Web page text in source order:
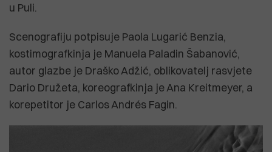
u Puli.
Scenografiju potpisuje Paola Lugarić Benzia,
kostimografkinja je Manuela Paladin Šabanović,
autor glazbe je Draško Adžić, oblikovatelj rasvjete
Dario Družeta, koreografkinja je Ana Kreitmeyer, a
korepetitor je Carlos Andrés Fagin.